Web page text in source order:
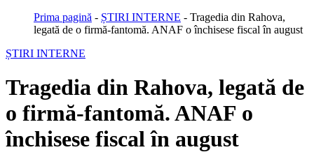
Prima pagină - ȘTIRI INTERNE - Tragedia din Rahova,
legată de o firmă-fantomă. ANAF o închisese fiscal în august
ȘTIRI INTERNE
Tragedia din Rahova, legată de
o firmă-fantomă. ANAF o
închisese fiscal în august